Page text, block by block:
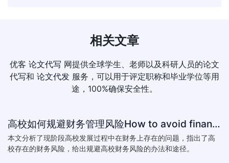
相关文章
优客 论文代写 网提供全球学生、老师以及科研人员的论文
代写和 论文代发 服务，可以用于评定职称和毕业学位等用
途，100%确保安全性。
高校如何规避财务管理风险How to avoid financial risk management colleges
本文分析了现阶段高校发展过程中在财务上存在的问题，指出了高
校存在的财务风险，给出规避高校财务风险的办法和途径。